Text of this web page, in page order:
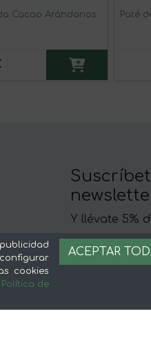
Cacao Arándanos Paté
Y llévate 5%
compra
cookies
Política de
ACEPTAR